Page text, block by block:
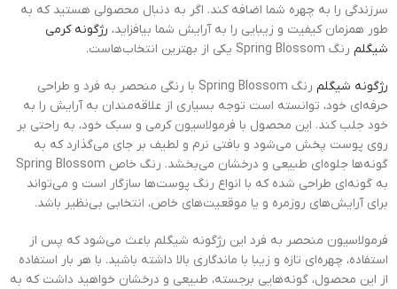
سرزندگی را به چهره شما اضافه کند. اگر به دنبال محصولی هستید که به
طور همزمان کیفیت و زیبایی را به آرایش شما بیافزاید، رژگونه کرمی
شیگلم رنگ Spring Blossom یکی از بهترین انتخاب‌هاست.
رژگونه شیگلم
رنگ Spring Blossom با رنگی منحصر به فرد و طراحی
حرفه‌ای خود، توانسته است توجه بسیاری از علاقه‌مندان به آرایش را به
خود جلب کند. این محصول با فرمولاسیون کرمی و سبک خود، به راحتی بر
روی پوست پخش می‌شود و بافتی نرم و لطیف بر جای می‌گذارد که به
گونه‌ها جلوه‌ای طبیعی و درخشان می‌بخشد. رنگ خاص Spring Blossom
به گونه‌ای طراحی شده که با انواع رنگ پوست‌ها سازگار است و می‌تواند
برای آرایش‌های روزمره و یا موقعیت‌های خاص، انتخابی بی‌نظیر باشد.
فرمولاسیون منحصر به فرد این رژگونه شیگلم باعث می‌شود که پس از
استفاده، چهره‌ای تازه و زیبا با ماندگاری بالا داشته باشید. با هر بار استفاده
از این محصول، گونه‌هایی برجسته، طبیعی و درخشان خواهید داشت که به